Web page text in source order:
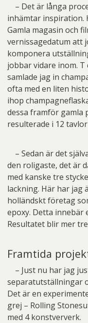
– Det är långa
inhämtar inspiration.
Gamla magasin och
vernissagedatum att
komponera
jobbar vidare inom. T
samlade jag in
ofta med en liten
ihop
dessa framför gamla
resulterade i 12
– Sedan är det
den roligaste, det är
med kanske tre
lackning. Här har jag
holländskt företag
epoxy. Detta innebär
Resultatet blir mer
Framtida
– Just nu har jag
separatutställningar
Det är en
grej – Rolling
med 4 konstververk.